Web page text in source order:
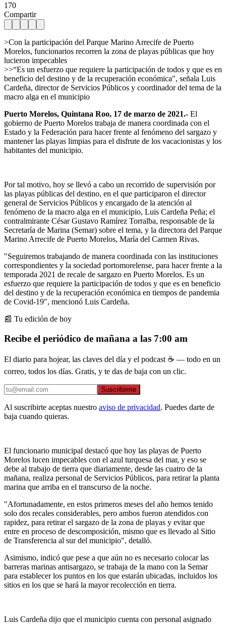
170
Compartir
>Con la participación del Parque Marino Arrecife de Puerto
Morelos, funcionarios recorren la zona de playas públicas que hoy
lucieron impecables
>>“Es un esfuerzo que requiere la participación de todos y que es en
beneficio del destino y de la recuperación económica", señala Luis
Cardeña, director de Servicios Públicos y coordinador del tema de la
macro alga en el municipio
Puerto Morelos, Quintana Roo, 17 de marzo de 2021.- El
gobierno de Puerto Morelos trabaja de manera coordinada con el
Estado y la Federación para hacer frente al fenómeno del sargazo y
mantener las playas limpias para el disfrute de los vacacionistas y los
habitantes del municipio.
Por tal motivo, hoy se llevó a cabo un recorrido de supervisión por
las playas públicas del destino, en el que participaron el director
general de Servicios Públicos y encargado de la atención al
fenómeno de la macro alga en el municipio, Luis Cardeña Peña; el
contralmirante César Gustavo Ramírez Torralba, responsable de la
Secretaría de Marina (Semar) sobre el tema, y la directora del Parque
Marino Arrecife de Puerto Morelos, María del Carmen Rivas.
"Seguiremos trabajando de manera coordinada con las instituciones
correspondientes y la sociedad portomorelense, para hacer frente a la
temporada 2021 de recale de sargazo en Puerto Morelos. Es un
esfuerzo que requiere la participación de todos y que es en beneficio
del destino y de la recuperación económica en tiempos de pandemia
de Covid-19", mencionó Luis Cardeña.
📰 Tu edición de hoy
Recibe el periódico de mañana a las 7:00 am
El diario para hojear, las claves del día y el podcast ☕ — todo en un
correo, todos los días. Gratis, y te das de baja con un clic.
Suscribirme
Al suscribirte aceptas nuestro aviso de privacidad. Puedes darte de
baja cuando quieras.
El funcionario municipal destacó que hoy las playas de Puerto
Morelos lucen impecables con el azul turquesa del mar, y eso se
debe al trabajo de tierra que diariamente, desde las cuatro de la
mañana, realiza personal de Servicios Públicos, para retirar la planta
marina que arriba en el transcurso de la noche.
"Afortunadamente, en estos primeros meses del año hemos tenido
solo dos recales considerables, pero ambos fueron atendidos con
rapidez, para retirar el sargazo de la zona de playas y evitar que
entre en proceso de descomposición, mismo que es llevado al Sitio
de Transferencia al sur del municipio", detalló.
Asimismo, indicó que pese a que aún no es necesario colocar las
barreras marinas antisargazo, se trabaja de la mano con la Semar
para establecer los puntos en los que estarán ubicadas, incluidos los
sitios en los que se hará la mayor recolección en tierra.
Luis Cardeña dijo que el municipio cuenta con personal asignado